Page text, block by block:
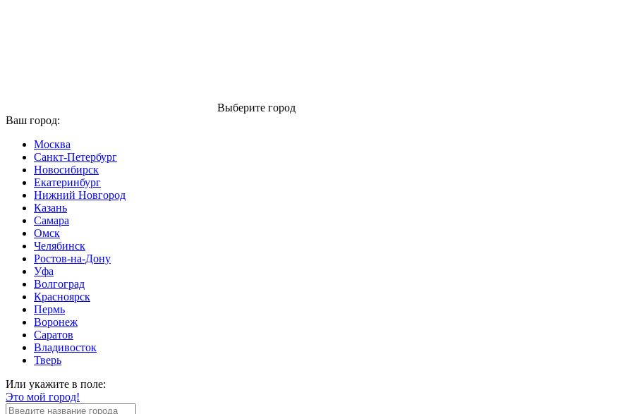
Выберите город
Ваш город:
Москва
Санкт-Петербург
Новосибирск
Екатеринбург
Нижний Новгород
Казань
Самара
Омск
Челябинск
Ростов-на-Дону
Уфа
Волгоград
Красноярск
Пермь
Воронеж
Саратов
Владивосток
Тверь
Или укажите в поле:
Это мой город!